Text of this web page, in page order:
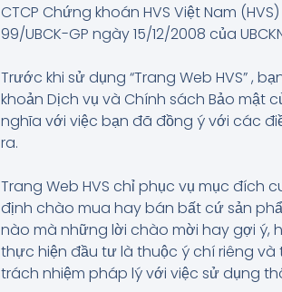
CTCP Chứng khoán HVS Việt Nam
99/UBCK-GP ngày 15/12/2008 của
Trước khi sử dụng “Trang Web HVS” ,
khoản Dịch vụ và Chính sách Bảo mật
nghĩa với việc bạn đã đồng ý với các
ra.
Trang Web HVS chỉ phục vụ mục đích
định chào mua hay bán bất cứ sản
nào mà những lời chào mời hay gợi ý,
thực hiện đầu tư là thuộc ý chí riêng
trách nhiệm pháp lý với việc sử dụng